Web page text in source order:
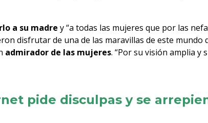
a su madre y “a todas las mujeres que por las
disfrutar de una de las maravillas de este mundo
admirador de las mujeres. “Por su visión amplia y
pide disculpas y se